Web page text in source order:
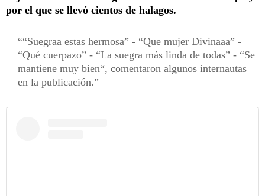
por el que se llevó cientos de halagos.
“Suegraa estas hermosa” - “Que mujer Divinaaa” -
“Qué cuerpazo” - “La suegra más linda de todas” - “Se
mantiene muy bien“, comentaron algunos internautas
en la publicación.